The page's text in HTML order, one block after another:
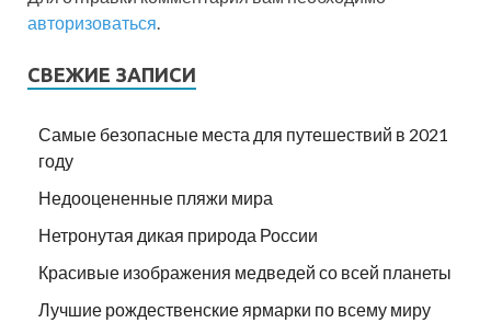
авторизоваться
СВЕЖИЕ ЗАПИСИ
Самые безопасные места для путешествий в 2021
году
Недооцененные пляжи мира
Нетронутая дикая природа России
Красивые изображения медведей со всей планеты
Лучшие рождественские ярмарки по всему миру